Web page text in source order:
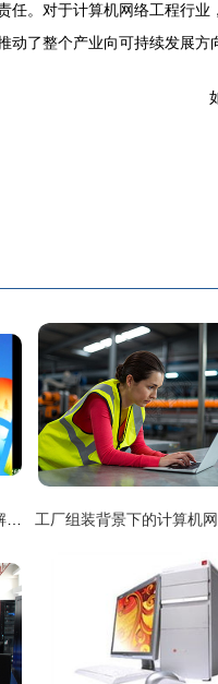
任。对于计算机网络工程行
了整个产业向可持续发展方